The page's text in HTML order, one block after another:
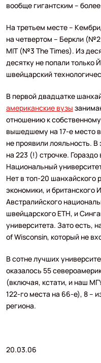
вообще гигантским –
На третьем месте –
на четвертом – Беркли
MIT (№3 The Times). Из
десятку не попали только
швейцарский
В первой двадцатке
американские вузы
отношению к
вышедшему на 17-е место
не проявили лояльность.
на 223 (!) строчке.
Национальный
Нет в топ-20 шанхайского
экономики, и британского
Австралийского
швейцарского ETH, и
университета. Зато есть,
of Wisconsin, который не
В сотне лучших
оказалось 55
(включая, кстати, и наш
122-го места на 66-е), 8 –
региона.
20.03.06